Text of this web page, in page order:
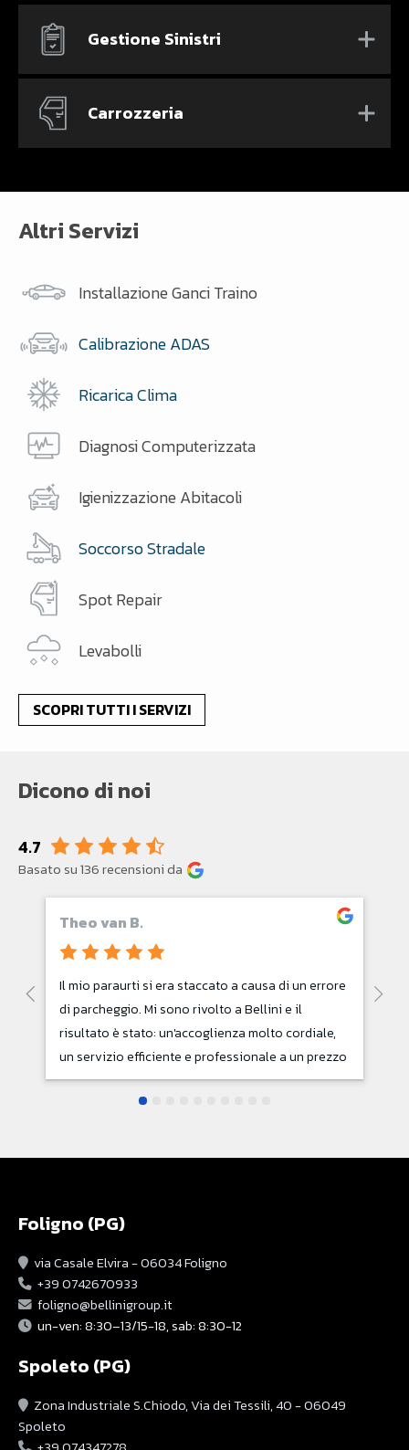
Gestione Sinistri
Carrozzeria
Altri Servizi
Installazione Ganci Traino
Calibrazione ADAS
Ricarica Clima
Diagnosi Computerizzata
Igienizzazione Abitacoli
Soccorso Stradale
Spot Repair
Levabolli
SCOPRI TUTTI I SERVIZI
Dicono di noi
4.7
Basato su 136 recensioni da
Theo van B.
Il mio paraurti si era staccato a causa di un errore
di parcheggio. Mi sono rivolto a Bellini e il
risultato è stato: un'accoglienza molto cordiale,
un servizio efficiente e professionale a un prezzo
imbattibile. Grazie.
Foligno (PG)
via Casale Elvira - 06034 Foligno
+39 0742670933
foligno@bellinigroup.it
un-ven: 8:30–13/15-18, sab: 8:30-12
Spoleto (PG)
Zona Industriale S.Chiodo, Via dei Tessili, 40 - 06049
Spoleto